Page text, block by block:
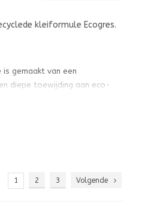
kleiformule Ecogres.
is gemaakt van een
diepe toewijding aan eco-
Elk stuk is versierd met een
1 2 3 Volgende